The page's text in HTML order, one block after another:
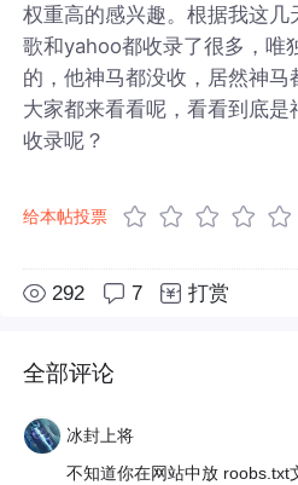
权重高的感兴趣。根据我这
歌和yahoo都收录了很多，唯
的，他神马都没收，居然神马
大家都来看看呢，看看到底
收录呢？
给本帖投票
292 7 打赏
全部评论
冰封上将
不知道你在网站中放 roobs.txt